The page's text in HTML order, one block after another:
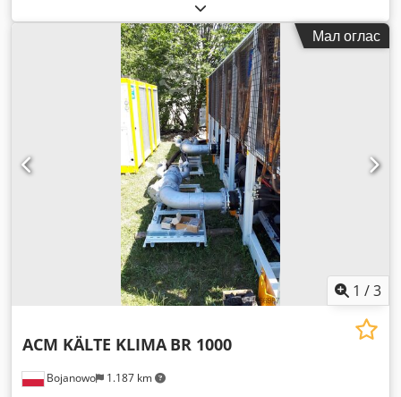
Мал оглас
1 /3
Bojanowo 1.187 km
ACM KÄLTE KLIMA BR 1000